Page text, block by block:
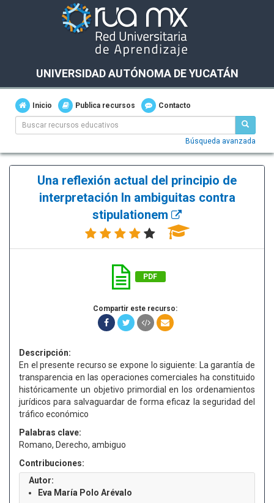
UNIVERSIDAD AUTÓNOMA DE YUCATÁN
Inicio Publica recursos Contacto
Búsqueda avanzada
Una reflexión actual del principio de
interpretación In ambiguitas contra
stipulationem
PDF
Compartir este recurso:
Descripción:
En el presente recurso se expone lo siguiente: La garantía de
transparencia en las operaciones comerciales ha constituido
históricamente un objetivo primordial en los ordenamientos
jurídicos para salvaguardar de forma eficaz la seguridad del
tráfico económico
Palabras clave:
Romano, Derecho, ambiguo
Contribuciones:
Autor:
Eva María Polo Arévalo